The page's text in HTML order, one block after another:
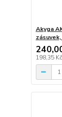
Akyga
198,35 Kč